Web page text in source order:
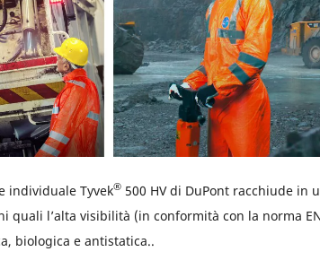
individuale Tyvek®500 HV di DuPont racchiude in
quali l’alta visibilità (in conformità con la norma
biologica e antistatica..